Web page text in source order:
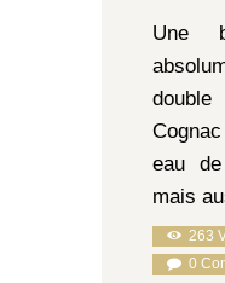
Une
eau
mais
263
0